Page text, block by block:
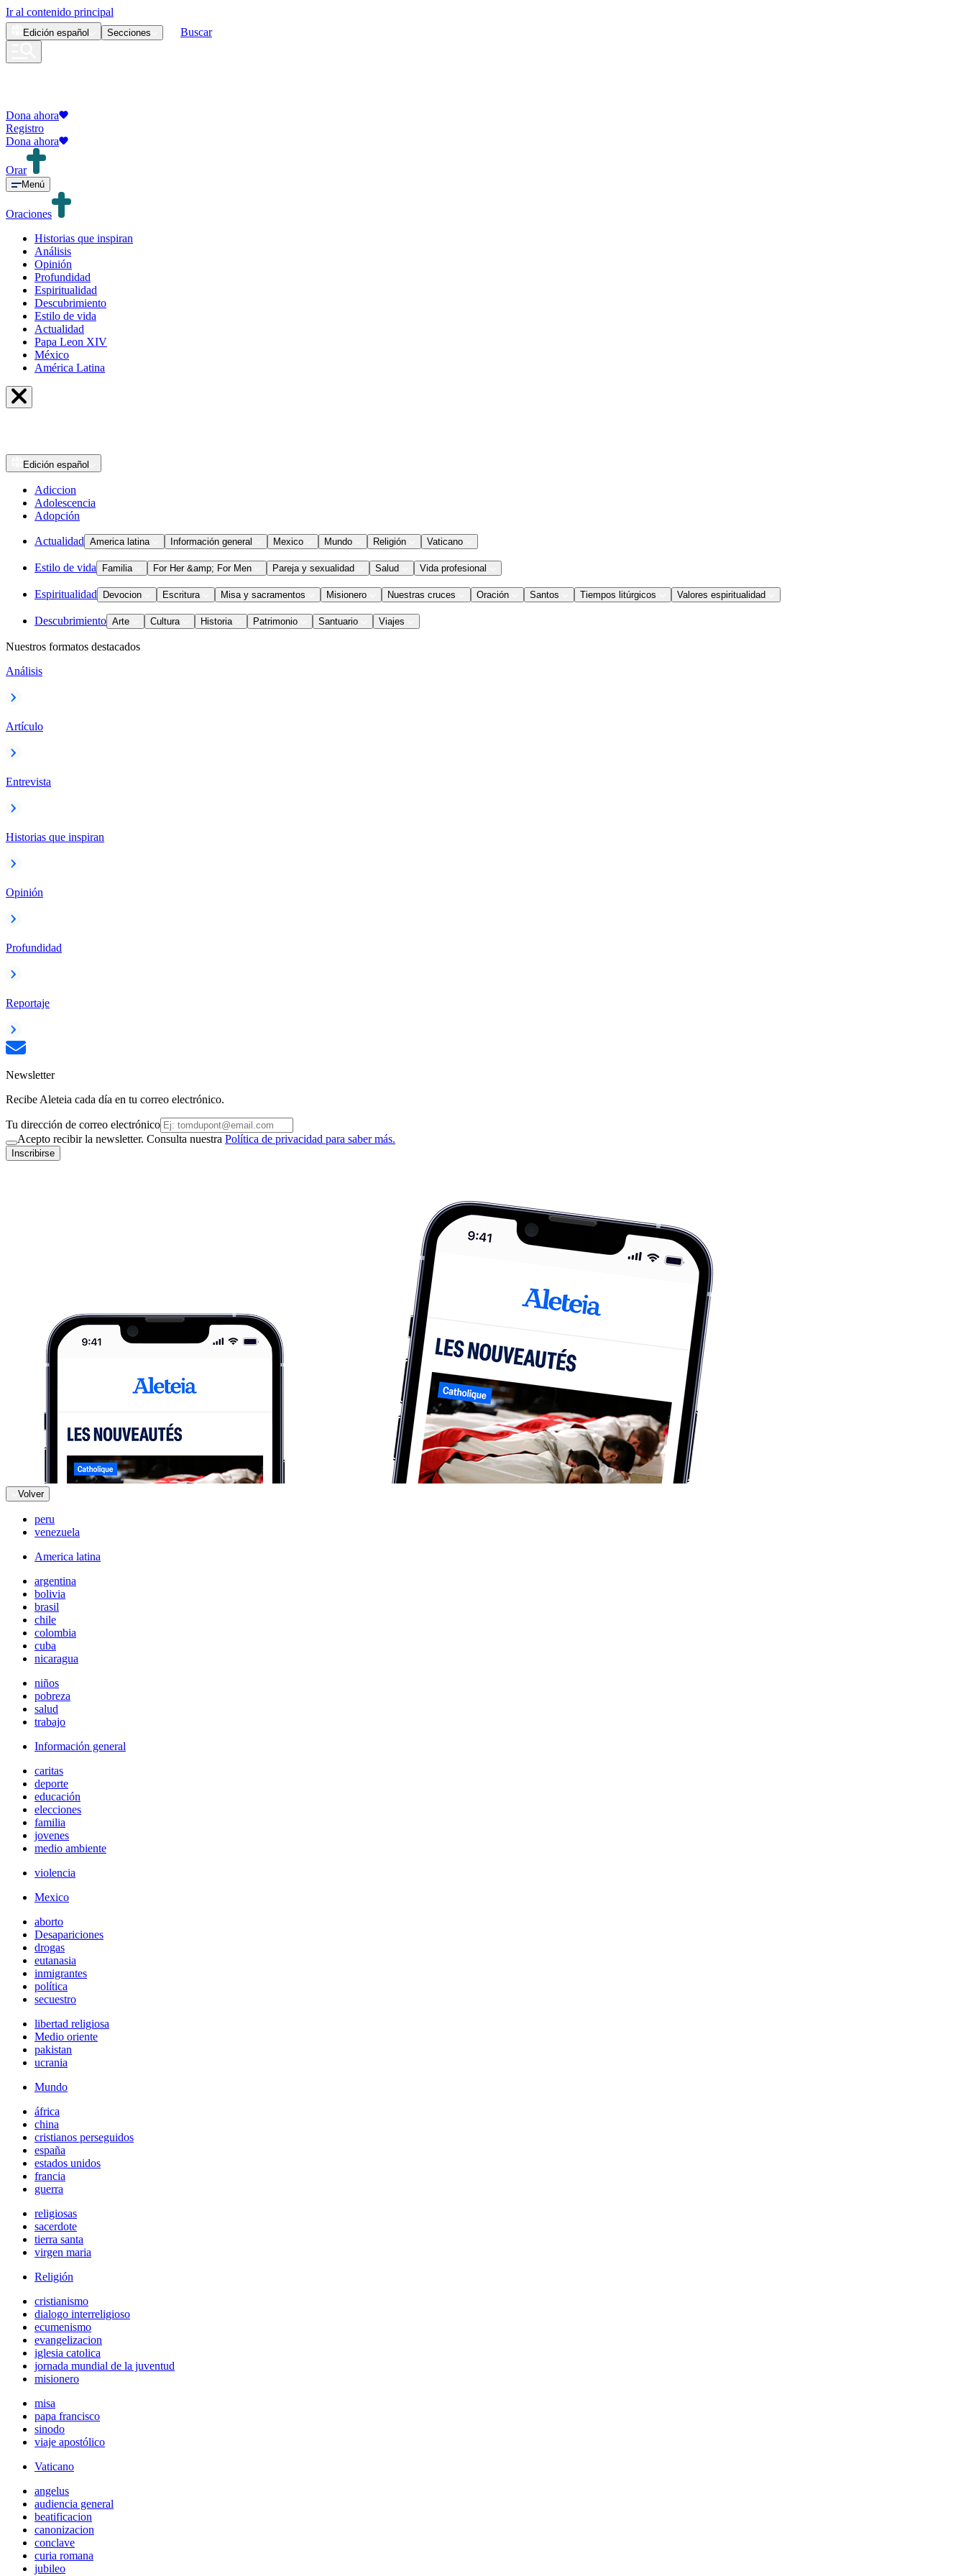
Ir al contenido principal
Edición español Secciones Buscar
Dona ahora
Registro
Dona ahora
Orar
Menú
Oraciones
Historias que inspiran
Análisis
Opinión
Profundidad
Espiritualidad
Descubrimiento
Estilo de vida
Actualidad
Papa Leon XIV
México
América Latina
Edición español
Adiccion
Adolescencia
Adopción
Actualidad America latina Información general Mexico Mundo Religión Vaticano
Estilo de vida Familia For Her &amp; For Men Pareja y sexualidad Salud Vida profesional
Espiritualidad Devocion Escritura Misa y sacramentos Misionero Nuestras cruces Oración Santos Tiempos litúrgicos Valores espiritualidad
Descubrimiento Arte Cultura Historia Patrimonio Santuario Viajes
Nuestros formatos destacados
Análisis
Artículo
Entrevista
Historias que inspiran
Opinión
Profundidad
Reportaje
Newsletter
Recibe Aleteia cada día en tu correo electrónico.
Tu dirección de correo electrónico
Acepto recibir la newsletter. Consulta nuestra Política de privacidad para saber más.
Inscribirse
Volver
peru
venezuela
America latina
argentina
bolivia
brasil
chile
colombia
cuba
nicaragua
niños
pobreza
salud
trabajo
Información general
caritas
deporte
educación
elecciones
familia
jovenes
medio ambiente
violencia
Mexico
aborto
Desapariciones
drogas
eutanasia
inmigrantes
política
secuestro
libertad religiosa
Medio oriente
pakistan
ucrania
Mundo
áfrica
china
cristianos perseguidos
españa
estados unidos
francia
guerra
religiosas
sacerdote
tierra santa
virgen maria
Religión
cristianismo
dialogo interreligioso
ecumenismo
evangelizacion
iglesia catolica
jornada mundial de la juventud
misionero
misa
papa francisco
sinodo
viaje apostólico
Vaticano
angelus
audiencia general
beatificacion
canonizacion
conclave
curia romana
jubileo